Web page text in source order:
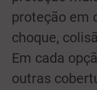
proteção em
choque,
Em cada
outras